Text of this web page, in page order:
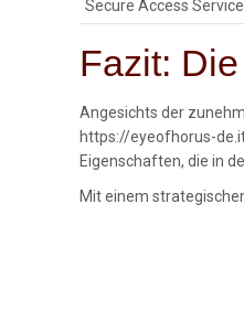
Secure Access
Fazit:
Angesichts der
https://eyeofhorus-
Eigenschaften, die in
Mit einem